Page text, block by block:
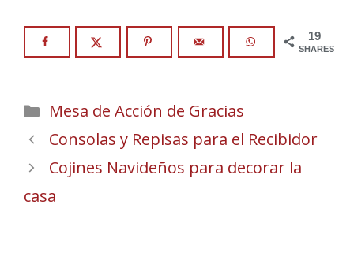
19
SHARES
Categories
Mesa de Acción de Gracias
Consolas y Repisas para el Recibidor
Cojines Navideños para decorar la
casa